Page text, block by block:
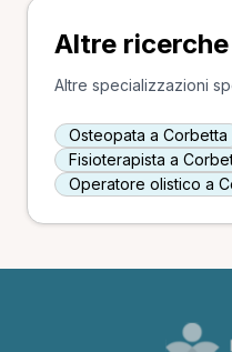
Altre
Altre specializzazioni
Osteopata a Corbetta
Fisioterapista a
Operatore olistico a